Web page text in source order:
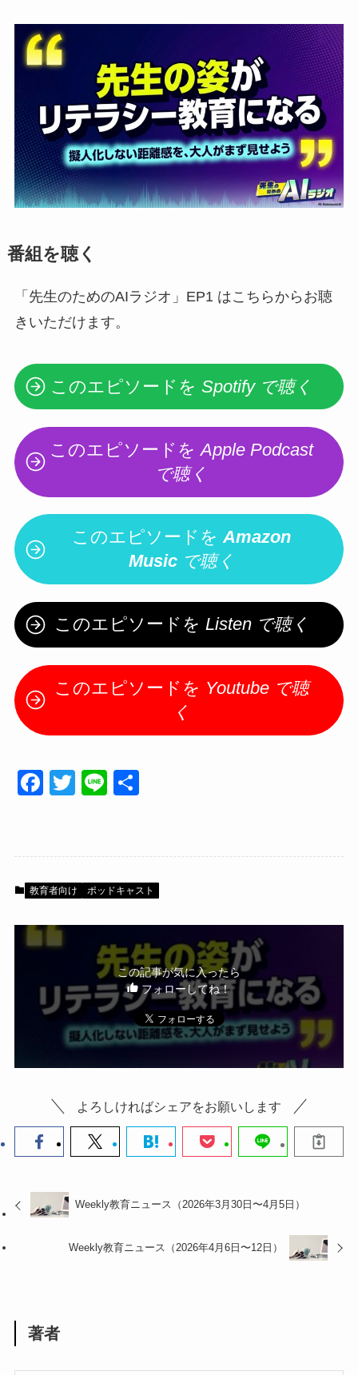
番組を聴く
「先生のためのAIラジオ」EP1 はこちらからお聴
きいただけます。
このエピソードをSpotify で聴く
このエピソードをApple Podcast
で聴く
このエピソードをAmazon
Musicで聴く
このエピソードを Listen で聴く
このエピソードを Youtube で聴
く
F
e
b
o
T
er
Li 共
教育者向け ポッドキャスト
この記事が気に入ったら
フォローしてね！
よろしければシェアをお願いします
Weekly教育ニュース（2026年3月30日〜4月5日）
Weekly教育ニュース（2026年4月6日〜12日）
著者